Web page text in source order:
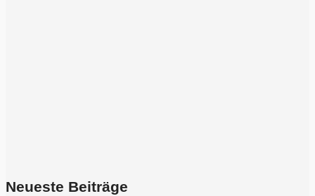
Neueste Beiträge